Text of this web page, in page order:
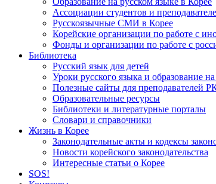
Ассоциации студентов и
Русскоязычные СМИ в Корее
Корейские организации по работе с
Фонды и организации по работе с
Библиотека
Русский язык для детей
Уроки русского языка и образование
Полезные сайты для преподавателей
Образовательные ресурсы
Библиотеки и литературные порталы
Словари и справочники
Жизнь в Корее
Законодательные акты и кодексы
Новости корейского законодательства
Интересные статьи о Корее
SOS!